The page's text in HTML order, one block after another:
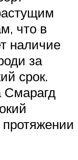
что в
наличие
за
срок.
Смарагд